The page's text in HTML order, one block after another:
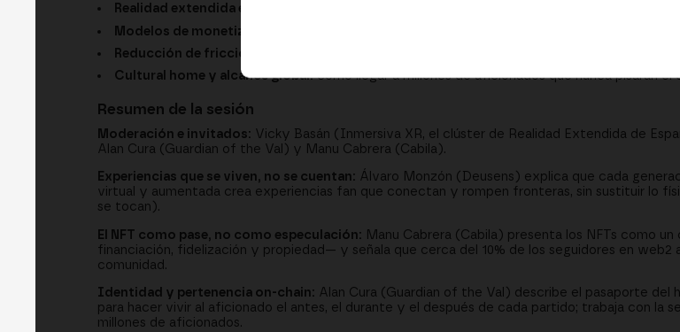
Realidad extendida e inmersión:
Modelos de monetización:
Reducción de fricción Web3:
Cultural home y alcance global:cómo llegar a millones de aficionados que nunca pisarán el
Resumen de la sesión
Moderación e invitados: Vicky Basán (Inmersiva XR, el clúster de Realidad Extendida de
Alan Cura (Guardian of the Val) y Manu Cabrera (Cabila).
Experiencias que se viven, no se cuentan: Álvaro Monzón (Deusens) explica que cada
virtual y aumentada crea experiencias fan que conectan y rompen fronteras, sin sustituir lo
se tocan).
El NFT como pase, no como especulación: Manu Cabrera (Cabila) presenta los NFTs como
financiación, fidelización y propiedad— y señala que cerca del 10% de los seguidores en web2
comunidad.
Identidad y pertenencia on-chain: Alan Cura (Guardian of the Val) describe el pasaporte
para hacer vivir al aficionado el antes, el durante y el después de cada partido; trabaja con la
millones de aficionados.